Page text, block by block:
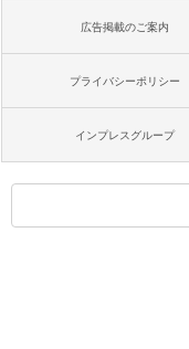
広告掲載のご案内
プライバシーポリシー
インプレスグループ